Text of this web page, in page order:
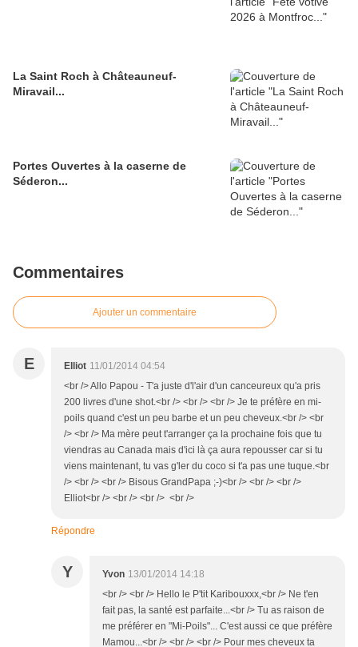
La Saint Roch à Châteauneuf-
Miravail...
Portes Ouvertes à la caserne de
Séderon...
Commentaires
Ajouter un commentaire
E Elliot 11/01/2014 04:54
<br /> Allo Papou - T'a juste d'l'air d'un canceureux qu'a pris
200 livres d'une shot.<br /> <br /> <br /> Je te préfère en mi-
poils quand c'est un peu barbe et un peu cheveux.<br /> <br
/> <br /> Ma mère peut t'arranger ça la prochaine fois que tu
viendras au Canada mais d'ici là ça aura repousser car si tu
viens maintenant, tu vas g'ler du coco si t'a pas une tuque.<br
/> <br /> <br /> Bisous GrandPapa ;-)<br /> <br /> <br />
Elliot<br /> <br /> <br /> <br />
Répondre
Y Yvon 13/01/2014 14:18
<br /> <br /> Hello le P'tit Karibouxxx,<br /> Ne t'en
fait pas, la santé est parfaite...<br /> Tu as raison de
me préférer en "Mi-Poils"... C'est aussi ce que préfère
Mamou...<br /> <br /> <br /> Pour mes cheveux ta